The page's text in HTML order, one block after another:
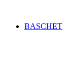
BASCHET